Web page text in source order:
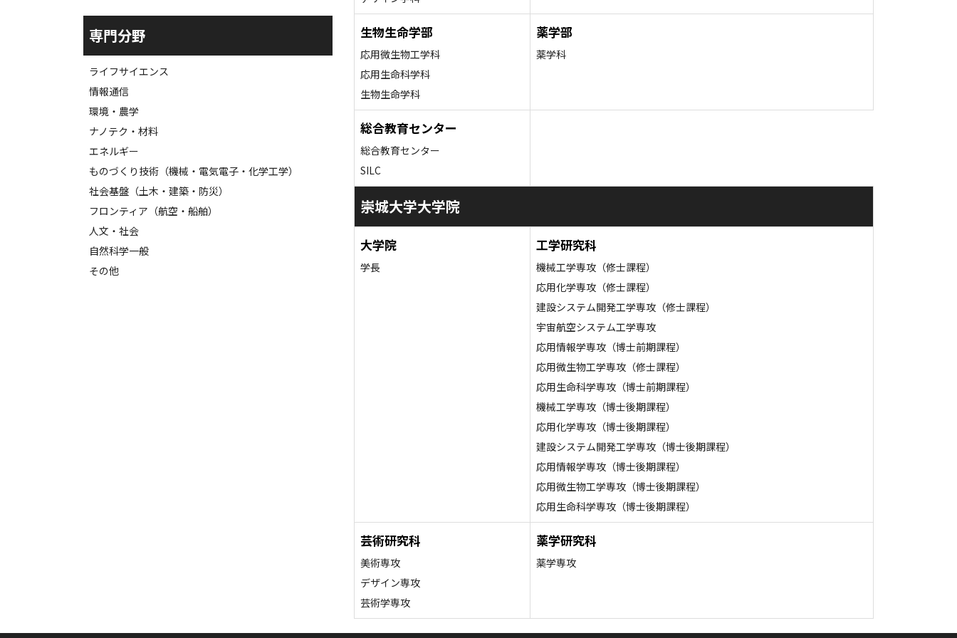
専門分野
ライフサイエンス
情報通信
環境・農学
ナノテク・材料
エネルギー
ものづくり技術（機械・電気電子・化学工学）
社会基盤（土木・建築・防災）
フロンティア（航空・船舶）
人文・社会
自然科学一般
その他
生物生命学部
応用微生物工学科
応用生命科学科
生物生命学科
薬学部
薬学科
総合教育センター
総合教育センター
SILC
崇城大学大学院
大学院
学長
工学研究科
機械工学専攻（修士課程）
応用化学専攻（修士課程）
建設システム開発工学専攻（修士課程）
宇宙航空システム工学専攻
応用情報学専攻（博士前期課程）
応用微生物工学専攻（修士課程）
応用生命科学専攻（博士前期課程）
機械工学専攻（博士後期課程）
応用化学専攻（博士後期課程）
建設システム開発工学専攻（博士後期課程）
応用情報学専攻（博士後期課程）
応用微生物工学専攻（博士後期課程）
応用生命科学専攻（博士後期課程）
芸術研究科
美術専攻
デザイン専攻
芸術学専攻
薬学研究科
薬学専攻